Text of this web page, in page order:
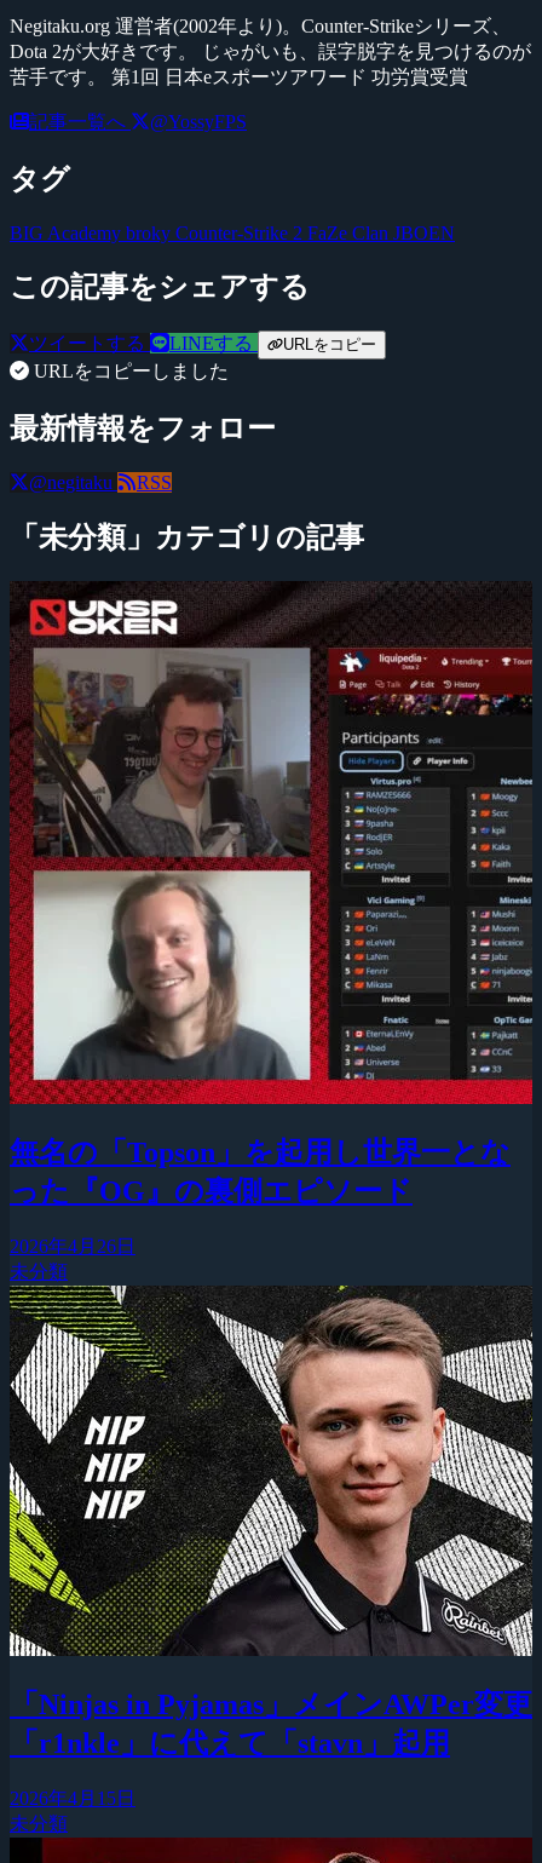
Negitaku.org 運営者(2002年より)。Counter-Strikeシリーズ、
Dota 2が大好きです。 じゃがいも、誤字脱字を見つけるのが
苦手です。 第1回 日本eスポーツアワード 功労賞受賞
記事一覧へ @YossyFPS
タグ
BIG Academy broky Counter-Strike 2 FaZe Clan JBOEN
この記事をシェアする
ツイートする LINEする URLをコピー
URLをコピーしました
最新情報をフォロー
@negitaku RSS
「未分類」カテゴリの記事
無名の「Topson」を起用し世界一とな
った『OG』の裏側エピソード
2026年4月26日
未分類
「Ninjas in Pyjamas」メインAWPer変更
「r1nkle」に代えて「stavn」起用
2026年4月15日
未分類